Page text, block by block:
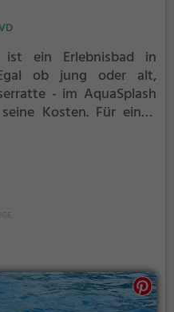
ist ein Erlebnisbad in
ob jung oder alt,
- im AquaSplash
Kosten. Für einen
AquaSplash Renens